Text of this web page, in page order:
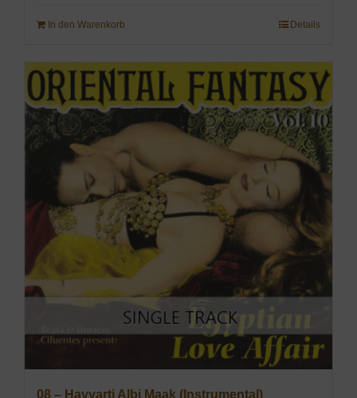
In den Warenkorb Details
08 – Hayyarti Albi Maak (Instrumental)